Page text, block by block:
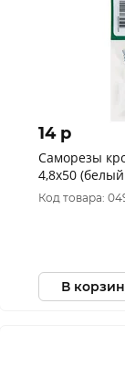
14 p
Саморезы
4,8x50
Код товара:
В